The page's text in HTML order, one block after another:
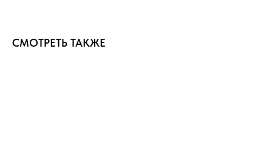
СМОТРЕТЬ ТАКЖЕ